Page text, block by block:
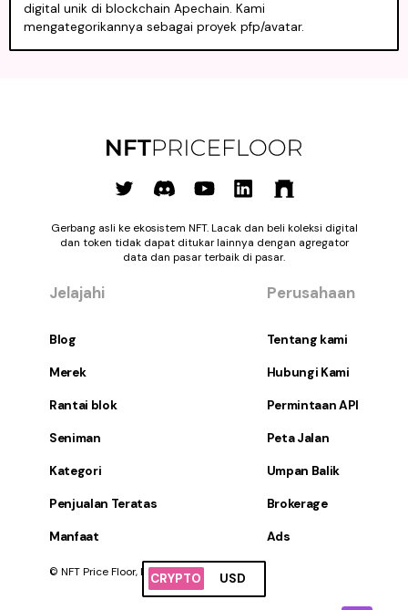
CRYPTO USD
digital unik di blockchain Apechain. Kami
mengategorikannya sebagai proyek pfp/avatar.
Gerbang asli ke ekosistem NFT. Lacak dan beli koleksi digital
dan token tidak dapat ditukar lainnya dengan agregator
data dan pasar terbaik di pasar.
Jelajahi
Blog
Merek
Rantai blok
Seniman
Kategori
Penjualan Teratas
Manfaat
Perusahaan
Tentang kami
Hubungi Kami
Permintaan API
Peta Jalan
Umpan Balik
Brokerage
Ads
© NFT Price Floor, Inc. Hak Cipta Dilindungi.